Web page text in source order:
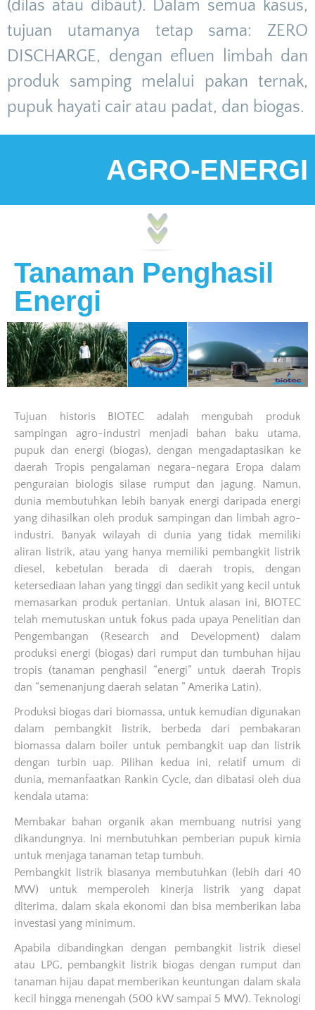
(dilas atau dibaut). Dalam semua kasus,
tujuan utamanya tetap sama: ZERO
DISCHARGE, dengan efluen limbah dan
produk samping melalui pakan ternak,
pupuk hayati cair atau padat, dan biogas.
AGRO-ENERGI
Tanaman Penghasil
Energi
Tujuan historis BIOTEC adalah mengubah produk
sampingan agro-industri menjadi bahan baku utama,
pupuk dan energi (biogas), dengan mengadaptasikan ke
daerah Tropis pengalaman negara-negara Eropa dalam
penguraian biologis silase rumput dan jagung. Namun,
dunia membutuhkan lebih banyak energi daripada energi
yang dihasilkan oleh produk sampingan dan limbah agro-
industri. Banyak wilayah di dunia yang tidak memiliki
aliran listrik, atau yang hanya memiliki pembangkit listrik
diesel, kebetulan berada di daerah tropis, dengan
ketersediaan lahan yang tinggi dan sedikit yang kecil untuk
memasarkan produk pertanian. Untuk alasan ini, BIOTEC
telah memutuskan untuk fokus pada upaya Penelitian dan
Pengembangan (Research and Development) dalam
produksi energi (biogas) dari rumput dan tumbuhan hijau
tropis (tanaman penghasil “energi” untuk daerah Tropis
dan “semenanjung daerah selatan ” Amerika Latin).
Produksi biogas dari biomassa, untuk kemudian digunakan
dalam pembangkit listrik, berbeda dari pembakaran
biomassa dalam boiler untuk pembangkit uap dan listrik
dengan turbin uap. Pilihan kedua ini, relatif umum di
dunia, memanfaatkan Rankin Cycle, dan dibatasi oleh dua
kendala utama:
Membakar bahan organik akan membuang nutrisi yang
dikandungnya. Ini membutuhkan pemberian pupuk kimia
untuk menjaga tanaman tetap tumbuh.
Pembangkit listrik biasanya membutuhkan (lebih dari 40
MW) untuk memperoleh kinerja listrik yang dapat
diterima, dalam skala ekonomi dan bisa memberikan laba
investasi yang minimum.
Apabila dibandingkan dengan pembangkit listrik diesel
atau LPG, pembangkit listrik biogas dengan rumput dan
tanaman hijau dapat memberikan keuntungan dalam skala
kecil hingga menengah (500 kW sampai 5 MW). Teknologi